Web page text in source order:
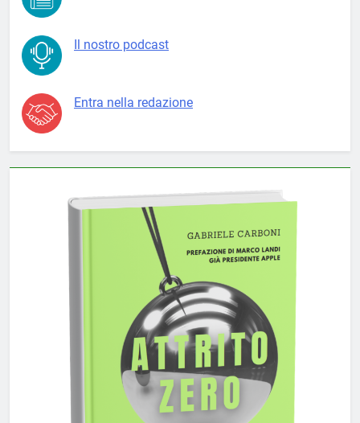
Il nostro podcast
Entra nella redazione